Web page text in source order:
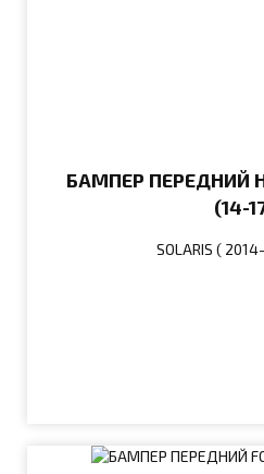
БАМПЕР ПЕРЕДНИЙ
(14-
SOLARIS (